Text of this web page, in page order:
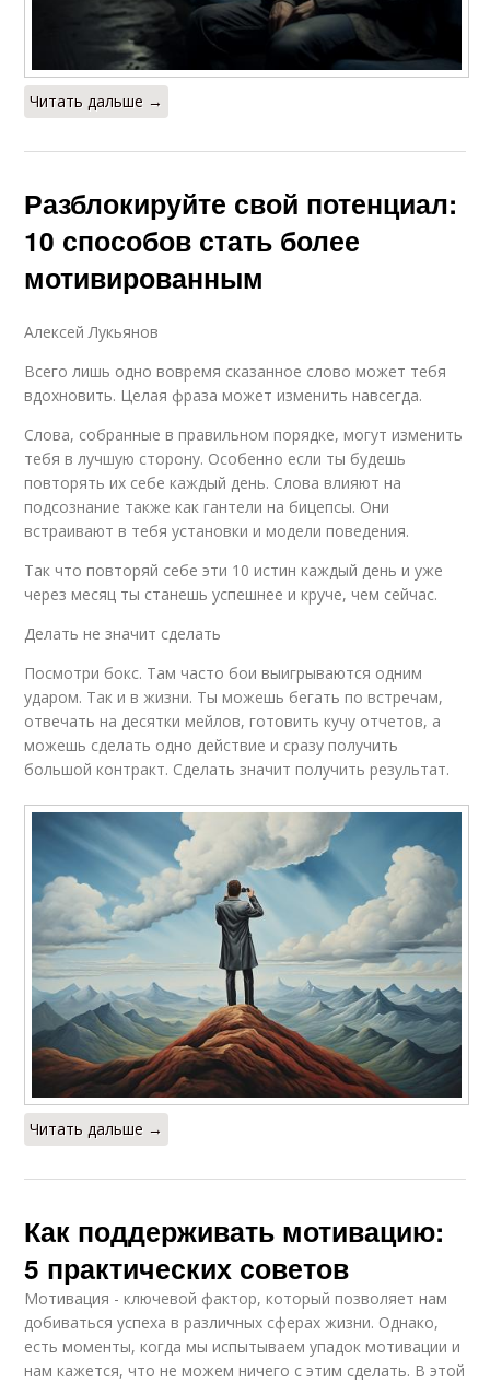
Читать дальше →
Разблокируйте свой потенциал:
10 способов стать более
мотивированным
Алексей Лукьянов
Всего лишь одно вовремя сказанное слово может тебя
вдохновить. Целая фраза может изменить навсегда.
Слова, собранные в правильном порядке, могут изменить
тебя в лучшую сторону. Особенно если ты будешь
повторять их себе каждый день. Слова влияют на
подсознание также как гантели на бицепсы. Они
встраивают в тебя установки и модели поведения.
Так что повторяй себе эти 10 истин каждый день и уже
через месяц ты станешь успешнее и круче, чем сейчас.
Делать не значит сделать
Посмотри бокс. Там часто бои выигрываются одним
ударом. Так и в жизни. Ты можешь бегать по встречам,
отвечать на десятки мейлов, готовить кучу отчетов, а
можешь сделать одно действие и сразу получить
большой контракт. Сделать значит получить результат.
Читать дальше →
Как поддерживать мотивацию:
5 практических советов
Мотивация - ключевой фактор, который позволяет нам
добиваться успеха в различных сферах жизни. Однако,
есть моменты, когда мы испытываем упадок мотивации и
нам кажется, что не можем ничего с этим сделать. В этой